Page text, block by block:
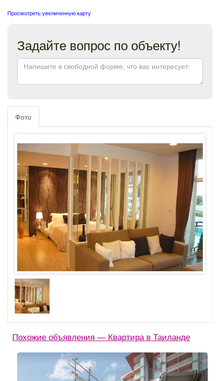
Просмотреть увеличенную карту
Задайте вопрос по объекту!
Фото
Похожие объявления — Квартира в Таиланде